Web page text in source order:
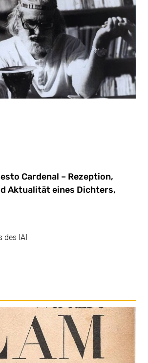
Cardenal – Rezeption,
Aktualität eines Dichters,
des IAI